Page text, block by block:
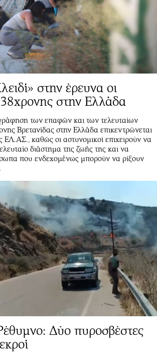
στην έρευνα οι
στην Ελλάδα
των επαφών και των τελευταίων
Βρετανίδας στην Ελλάδα επικεντρώνεται
ΕΛ.ΑΣ., καθώς οι αστυνομικοί επιχειρούν να
διάστημα της ζωής της και να
που ενδεχομένως μπορούν να ρίξουν
Δύο πυροσβέστες